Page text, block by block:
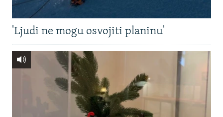
'Ljudi ne mogu osvojiti planinu'